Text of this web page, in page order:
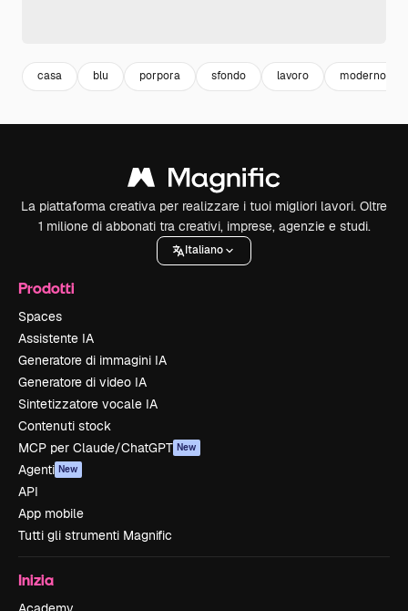
casa blu porpora sfondo lavoro moderno
La piattaforma creativa per realizzare i tuoi migliori lavori. Oltre
1 milione di abbonati tra creativi, imprese, agenzie e studi.
Italiano
Prodotti
Spaces
Assistente IA
Generatore di immagini IA
Generatore di video IA
Sintetizzatore vocale IA
Contenuti stock
MCP per Claude/ChatGPT New
Agenti New
API
App mobile
Tutti gli strumenti Magnific
Inizia